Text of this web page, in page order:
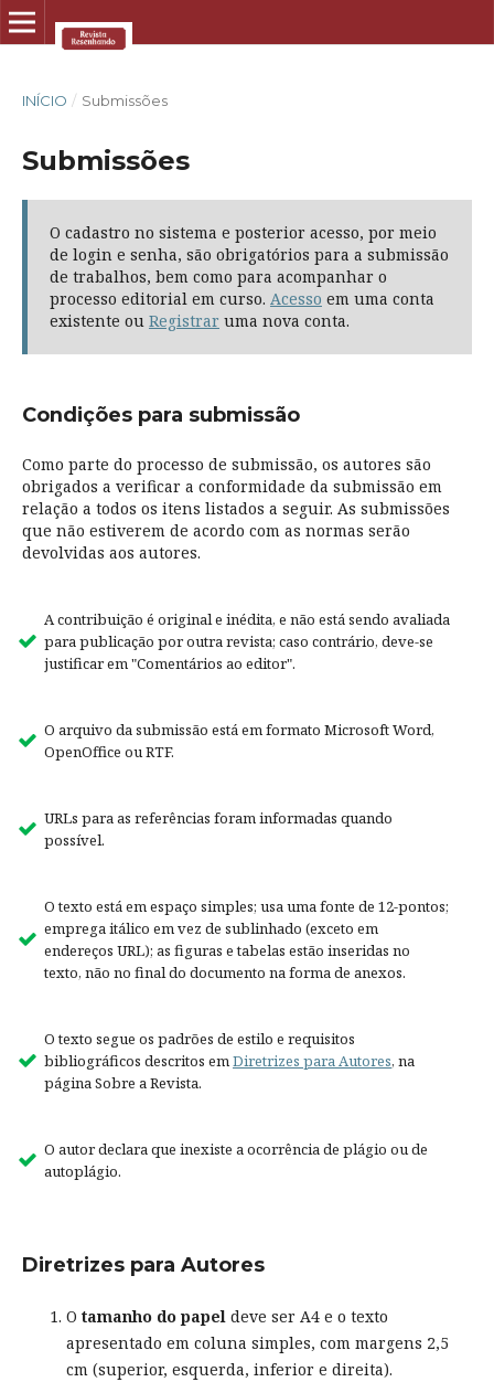
INÍCIO / Submissões
Submissões
O cadastro no sistema e posterior acesso, por meio
de login e senha, são obrigatórios para a submissão
de trabalhos, bem como para acompanhar o
processo editorial em curso. Acesso em uma conta
existente ou Registrar uma nova conta.
Condições para submissão
Como parte do processo de submissão, os autores são
obrigados a verificar a conformidade da submissão em
relação a todos os itens listados a seguir. As submissões
que não estiverem de acordo com as normas serão
devolvidas aos autores.
A contribuição é original e inédita, e não está sendo avaliada
para publicação por outra revista; caso contrário, deve-se
justificar em "Comentários ao editor".
O arquivo da submissão está em formato Microsoft Word,
OpenOffice ou RTF.
URLs para as referências foram informadas quando
possível.
O texto está em espaço simples; usa uma fonte de 12-pontos;
emprega itálico em vez de sublinhado (exceto em
endereços URL); as figuras e tabelas estão inseridas no
texto, não no final do documento na forma de anexos.
O texto segue os padrões de estilo e requisitos
bibliográficos descritos emDiretrizes para Autores, na
página Sobre a Revista.
O autor declara que inexiste a ocorrência de plágio ou de
autoplágio.
Diretrizes para Autores
O tamanho do papeldeve ser A4 e o texto
apresentado em coluna simples, com margens 2,5
cm (superior, esquerda, inferior e direita).